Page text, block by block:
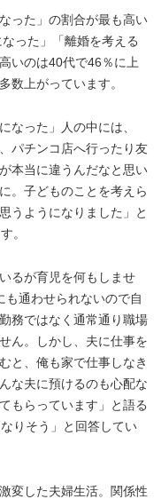
った」の割合が最も高い
った」「離婚を考える
いのは40代で46％に上
数上がっています。
なった」人の中には、
パチンコ店へ行ったり友
本当に違うんだなと思い
。子どものことを考えら
うようになりました」と
。
るが育児を何もしませ
も通わせられないので自
務ではなく通常通り職場
ん。しかし、夫に仕事を
と、俺も家で仕事しなき
な夫に預けるのも心配な
もらっています」と語る
りそう」と回答してい
変した夫婦生活。関係性